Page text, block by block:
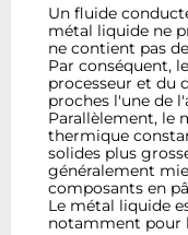
Un fluide
métal liquide ne
ne contient pas
Par conséquent,
processeur et du
proches l'une de
Parallèlement, le
thermique
solides plus
généralement
composants en
Le métal liquide
notamment pour